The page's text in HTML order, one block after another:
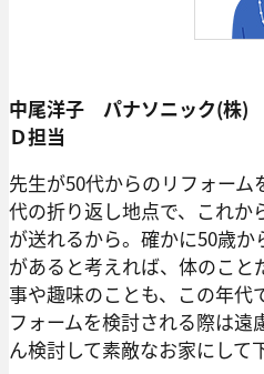
中尾洋子 パナソニック(株
Ｄ担当
先生が50代からのリフォー
代の折り返し地点で、これ
が送れるから。確かに50歳
があると考えれば、体のこ
事や趣味のことも、この年代
フォームを検討される際は
ん検討して素敵なお家にして